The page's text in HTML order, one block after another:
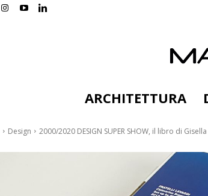
ARCHITETTURA
Design 2000/2020 DESIGN SUPER SHOW, il libro di